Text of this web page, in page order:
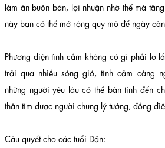
làm ăn buôn bán, lợi nhuận nhờ thế mà
này bạn có thể mở rộng quy mô để ngày
Phương diện tình cảm không có gì phải lo
trải qua nhiều sóng gió, tình cảm càng
những người yêu lâu có thể bàn tính đến
thân tìm được người chung lý tưởng, đồng
Câu quyết cho các tuổi Dần: